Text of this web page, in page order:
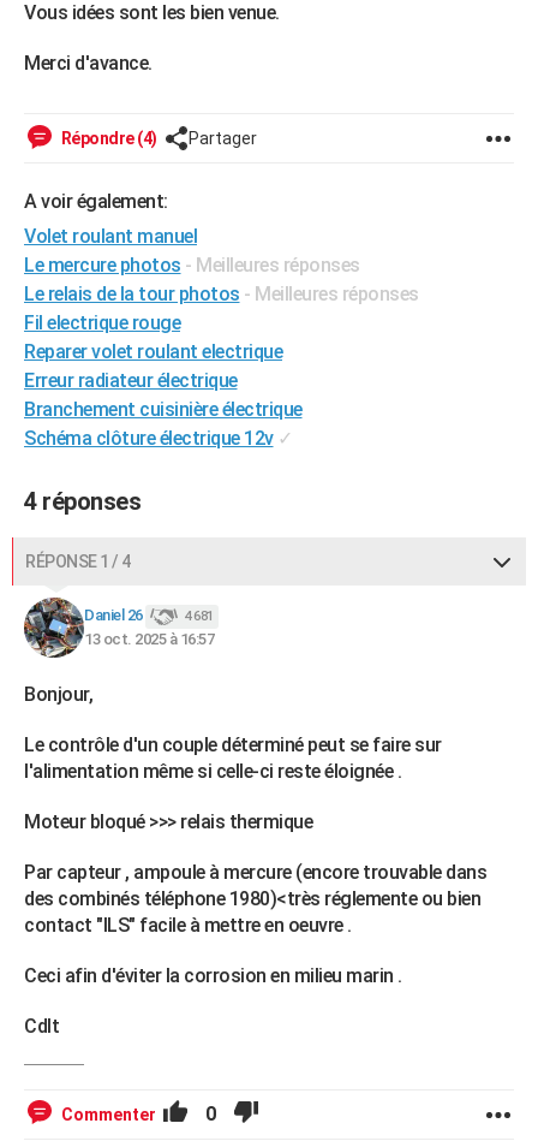
Vous idées sont les bien venue.
Merci d'avance.
Répondre (4) Partager
A voir également:
Volet roulant manuel
Le mercure photos - Meilleures réponses
Le relais de la tour photos - Meilleures réponses
Fil electrique rouge
Reparer volet roulant electrique
Erreur radiateur électrique
Branchement cuisinière électrique
Schéma clôture électrique 12v ✓
4 réponses
RÉPONSE 1 / 4
Daniel 26 4 681
13 oct. 2025 à 16:57
Bonjour,
Le contrôle d'un couple déterminé peut se faire sur
l'alimentation même si celle-ci reste éloignée .
Moteur bloqué >>> relais thermique
Par capteur , ampoule à mercure (encore trouvable dans
des combinés téléphone 1980)<très réglemente ou bien
contact "ILS" facile à mettre en oeuvre .
Ceci afin d'éviter la corrosion en milieu marin .
Cdlt
Commenter 0